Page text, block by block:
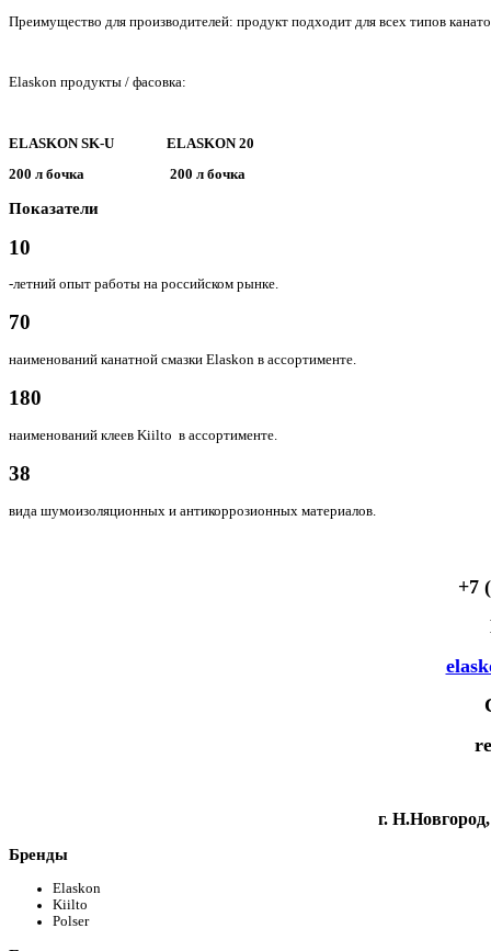
Преимущество для производителей: продукт подходит для всех типов
Elaskon продукты / фасовка:
ELASKON SK-U ELASKON 20
200 л бочка 200 л бочка
Показатели
10
-летний опыт работы на российском рынке.
70
наименований канатной смазки Elaskon в ассортименте.
180
наименований клеев Kiilto в ассортименте.
38
вида шумоизоляционных и антикоррозионных материалов.
+7
г.
Бренды
Elaskon
Kiilto
Polser